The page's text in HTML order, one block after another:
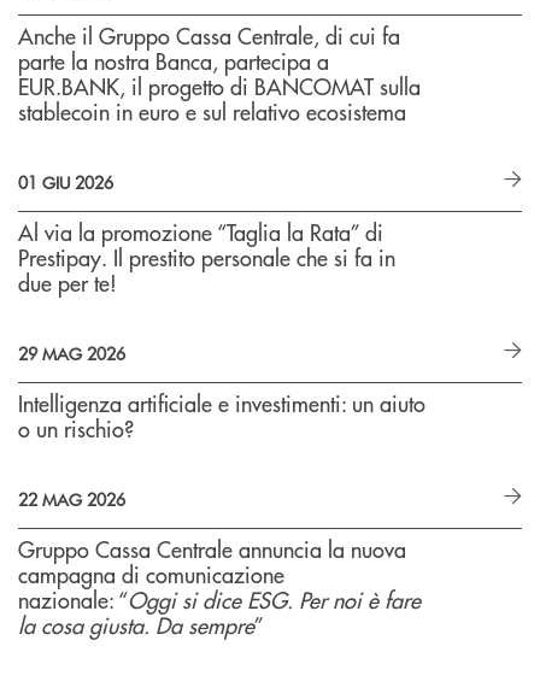
Anche il Gruppo Cassa Centrale, di cui fa
parte la nostra Banca, partecipa a
EUR.BANK, il progetto di BANCOMAT sulla
stablecoin in euro e sul relativo ecosistema
01 GIU 2026
Al via la promozione “Taglia la Rata” di
Prestipay. Il prestito personale che si fa in
due per te!
29 MAG 2026
Intelligenza artificiale e investimenti: un aiuto
o un rischio?
22 MAG 2026
Gruppo Cassa Centrale annuncia la nuova
campagna di comunicazione
nazionale: “Oggi si dice ESG. Per noi è fare
la cosa giusta. Da sempre”